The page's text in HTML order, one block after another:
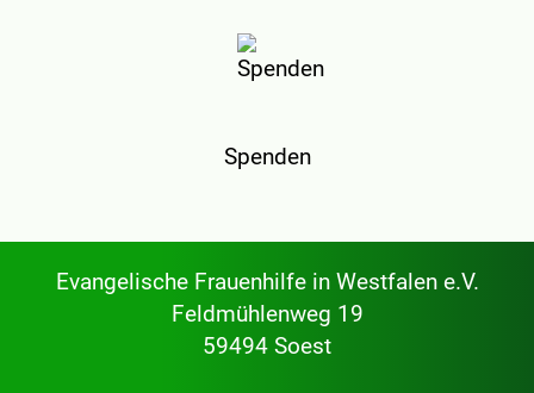
Spenden
Evangelische Frauenhilfe in Westfalen e.V.
Feldmühlenweg 19
59494 Soest